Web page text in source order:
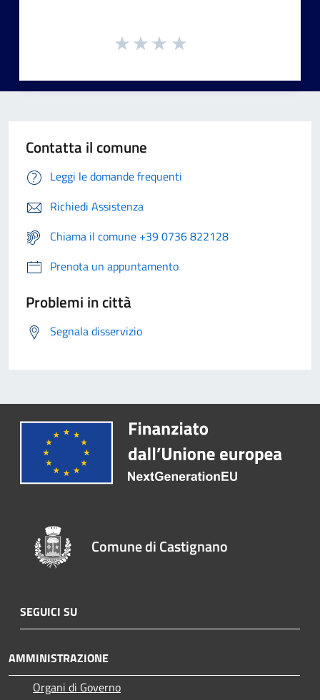
Contatta il comune
Leggi le domande frequenti
Richiedi Assistenza
Chiama il comune +39 0736 822128
Prenota un appuntamento
Problemi in città
Segnala disservizio
Comune di Castignano
SEGUICI SU
AMMINISTRAZIONE
Organi di Governo